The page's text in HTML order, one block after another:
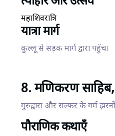
महाशिवरात्रि
यात्रा मार्ग
कुल्लू से सड़क मार्ग द्वारा पहुँच।
8. मणिकरण
गुरुद्वारा और सल्फर के गर्म झरनों
पौराणिक कथाएँ